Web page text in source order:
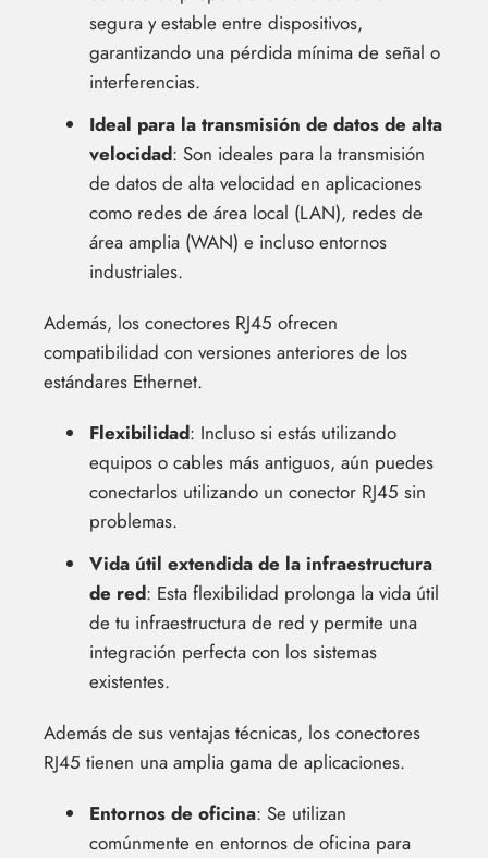
segura y estable entre dispositivos,
garantizando una pérdida mínima de señal o
interferencias.
Ideal para la transmisión de datos de alta
velocidad: Son ideales para la transmisión
de datos de alta velocidad en aplicaciones
como redes de área local (LAN), redes de
área amplia (WAN) e incluso entornos
industriales.
Además, los conectores RJ45 ofrecen
compatibilidad con versiones anteriores de los
estándares Ethernet.
Flexibilidad: Incluso si estás utilizando
equipos o cables más antiguos, aún puedes
conectarlos utilizando un conector RJ45 sin
problemas.
Vida útil extendida de la infraestructura
de red: Esta flexibilidad prolonga la vida útil
de tu infraestructura de red y permite una
integración perfecta con los sistemas
existentes.
Además de sus ventajas técnicas, los conectores
RJ45 tienen una amplia gama de aplicaciones.
Entornos de oficina: Se utilizan
comúnmente en entornos de oficina para